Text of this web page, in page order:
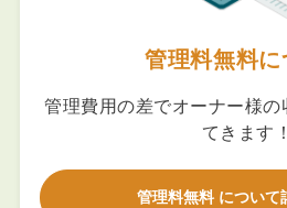
管理料無料に
管理費用の差でオーナー様の
てきます！
管理料無料 について